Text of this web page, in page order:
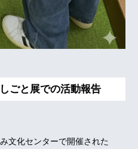
ごと展での活動報告
文化センターで開催された